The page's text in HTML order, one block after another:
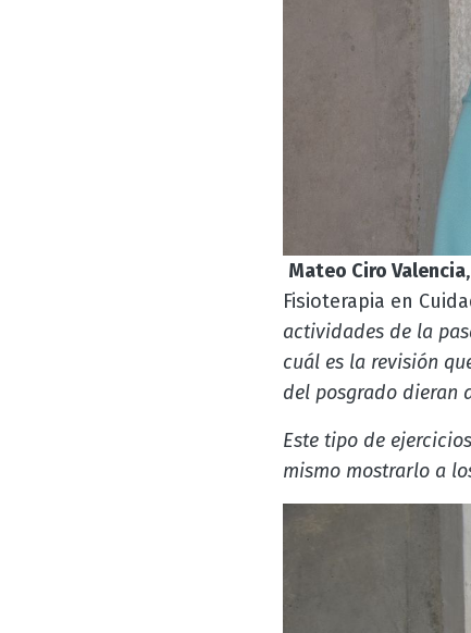
Mateo Ciro Valencia
Fisioterapia en
actividades de la
cuál es la revisión
del posgrado dieran
Este tipo de
mismo mostrarlo a